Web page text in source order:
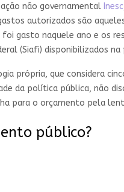
não governamental Inesc
autorizados são
gasto naquele ano e os
(Siafi) disponibilizados
própria, que considera
da política pública, não
para o orçamento pela
público?